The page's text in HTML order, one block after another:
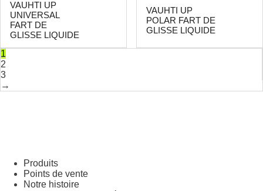
VAUHTI UP
UNIVERSAL
FART DE
GLISSE LIQUIDE
VAUHTI UP
POLAR FART DE
GLISSE LIQUIDE
1
2
3
→
Produits
Points de vente
Notre histoire